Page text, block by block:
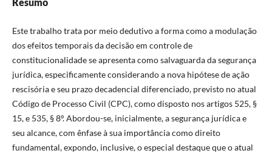
Resumo
Este trabalho trata por meio dedutivo a forma como a modulação
dos efeitos temporais da decisão em controle de
constitucionalidade se apresenta como salvaguarda da segurança
jurídica, especificamente considerando a nova hipótese de ação
rescisória e seu prazo decadencial diferenciado, previsto no atual
Código de Processo Civil (CPC), como disposto nos artigos 525, §
15, e 535, § 8º. Abordou-se, inicialmente, a segurança jurídica e
seu alcance, com ênfase à sua importância como direito
fundamental, expondo, inclusive, o especial destaque que o atual